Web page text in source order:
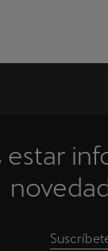
estar